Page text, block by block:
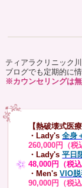
ティアラクリニック
ブログでも定期的に
※カウンセリングは無
【熱破壊式医
・Lady's 全身
260,000円（税
・Lady's平日
48,000円（税込
・Men's VIO脱
90,000円（税込